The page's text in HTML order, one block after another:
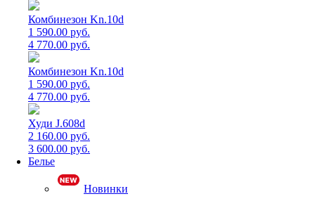
Комбинезон Kn.10d
1 590.00 руб.
4 770.00 руб.
Комбинезон Kn.10d
1 590.00 руб.
4 770.00 руб.
Худи J.608d
2 160.00 руб.
3 600.00 руб.
Белье
Новинки